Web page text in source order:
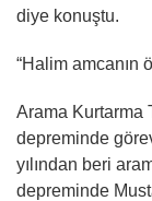
diye konuştu.
“Halim amcanın
Arama Kurtarma
depreminde
yılından beri
depreminde